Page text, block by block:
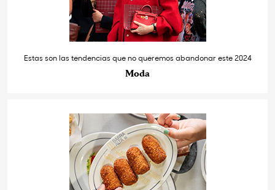
Estas son las tendencias que no queremos abandonar este 2024
Moda